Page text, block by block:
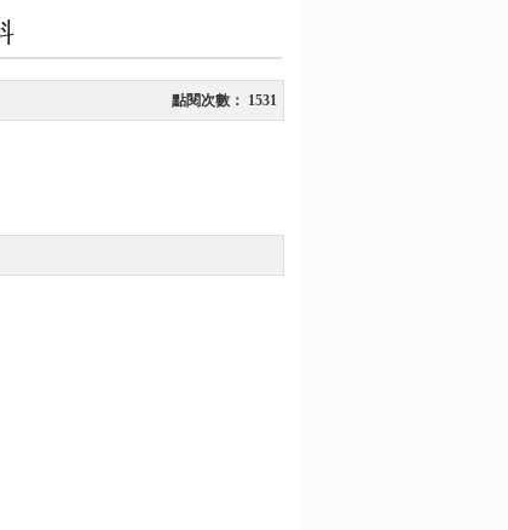
點閱次數： 1531